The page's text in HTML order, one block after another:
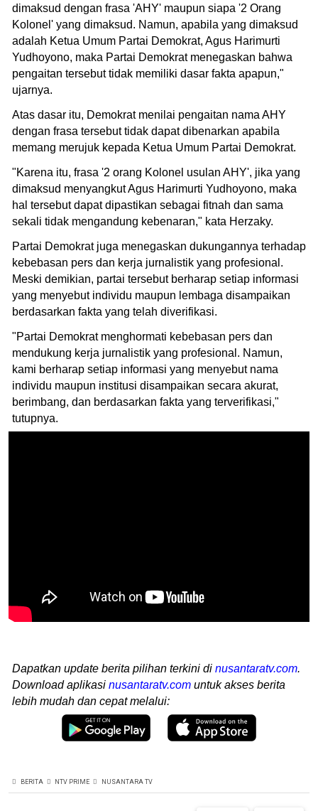
dimaksud dengan frasa 'AHY' maupun siapa '2 Orang
Kolonel' yang dimaksud. Namun, apabila yang dimaksud
adalah Ketua Umum Partai Demokrat, Agus Harimurti
Yudhoyono, maka Partai Demokrat menegaskan bahwa
pengaitan tersebut tidak memiliki dasar fakta apapun,"
ujarnya.
Atas dasar itu, Demokrat menilai pengaitan nama AHY
dengan frasa tersebut tidak dapat dibenarkan apabila
memang merujuk kepada Ketua Umum Partai Demokrat.
"Karena itu, frasa '2 orang Kolonel usulan AHY', jika yang
dimaksud menyangkut Agus Harimurti Yudhoyono, maka
hal tersebut dapat dipastikan sebagai fitnah dan sama
sekali tidak mengandung kebenaran," kata Herzaky.
Partai Demokrat juga menegaskan dukungannya terhadap
kebebasan pers dan kerja jurnalistik yang profesional.
Meski demikian, partai tersebut berharap setiap informasi
yang menyebut individu maupun lembaga disampaikan
berdasarkan fakta yang telah diverifikasi.
"Partai Demokrat menghormati kebebasan pers dan
mendukung kerja jurnalistik yang profesional. Namun,
kami berharap setiap informasi yang menyebut nama
individu maupun institusi disampaikan secara akurat,
berimbang, dan berdasarkan fakta yang terverifikasi,"
tutupnya.
Dapatkan update berita pilihan terkini di nusantaratv.com.
Download aplikasi nusantaratv.com untuk akses berita
lebih mudah dan cepat melalui:
BERITA NTV PRIME NUSANTARA TV